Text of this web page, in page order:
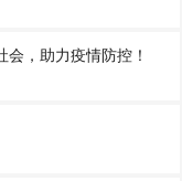
，助力疫情防控！